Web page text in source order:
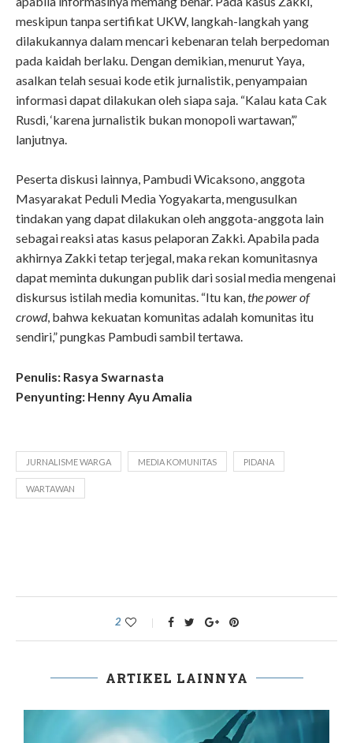
meskipun tanpa sertifikat UKW, langkah-langkah yang
dilakukannya dalam mencari kebenaran telah berpedoman
pada kaidah berlaku. Dengan demikian, menurut Yaya,
asalkan telah sesuai kode etik jurnalistik, penyampaian
informasi dapat dilakukan oleh siapa saja. “Kalau kata Cak
Rusdi, ‘karena jurnalistik bukan monopoli wartawan’,”
lanjutnya.
Peserta diskusi lainnya, Pambudi Wicaksono, anggota
Masyarakat Peduli Media Yogyakarta, mengusulkan
tindakan yang dapat dilakukan oleh anggota-anggota lain
sebagai reaksi atas kasus pelaporan Zakki. Apabila pada
akhirnya Zakki tetap terjegal, maka rekan komunitasnya
dapat meminta dukungan publik dari sosial media mengenai
diskursus istilah media komunitas. “Itu kan,the power of
crowd, bahwa kekuatan komunitas adalah komunitas itu
sendiri,” pungkas Pambudi sambil tertawa.
Penulis: Rasya Swarnasta
Penyunting: Henny Ayu Amalia
JURNALISME WARGA MEDIA KOMUNITAS PIDANA
WARTAWAN
2
ARTIKEL LAINNYA